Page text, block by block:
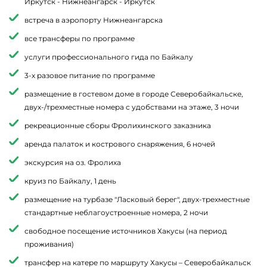
Город строителей БАМа
Краеведческий музей
ВЫ ПОПРОБУЕТЕ
Познакомиться с обычаями местного населения
пролететь над Байкалом
Запомнить путешествие на всю жизнь
встреча в аэропорту Нижнеангарска
все трансферы по программе
услуги профессионального гида по Байкалу
3-х разовое питание по программе
размещение в гостевом доме в городе Северобайкальске,
двух-/трехместные номера с удобствами на этаже, 3 ночи
рекреационные сборы Фролихинского заказника
аренда палаток и кострового снаряжения, 6 ночей
экскурсия на оз. Фролиха
круиз по Байкалу, 1 день
размещение на турбазе "Ласковый берег", двух-трехместные
стандартные неблагоустроенные номера, 2 ночи
свободное посещение источников Хакусы (на период
проживания)
трансфер на катере по маршруту Хакусы – Северобайкальск